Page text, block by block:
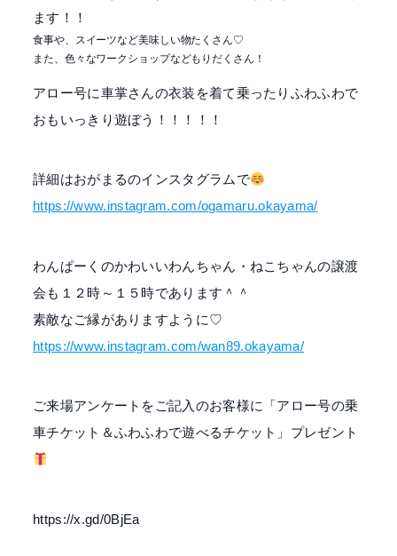
ます！！
食事や、スイーツなど美味しい物たくさん♡
また、色々なワークショップなどもりだくさん！
アロー号に車掌さんの衣装を着て乗ったりふわふわで
おもいっきり遊ぼう！！！！！
詳細はおがまるのインスタグラムで
https://www.instagram.com/ogamaru.okayama/
わんぱーくのかわいいわんちゃん・ねこちゃんの譲渡
会も１２時～１５時であります＾＾
素敵なご縁がありますように♡
https://www.instagram.com/wan89.okayama/
ご来場アンケートをご記入のお客様に「アロー号の乗
車チケット＆ふわふわで遊べるチケット」プレゼント
https://x.gd/0BjEa